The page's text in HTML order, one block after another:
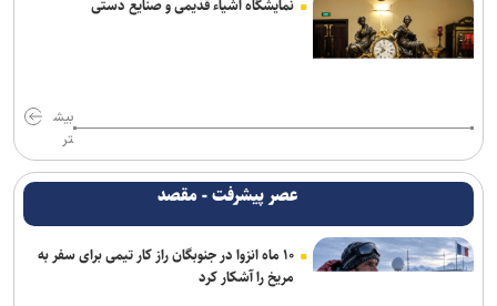
وزیر راه: تکمیل مسکن مهر و اتصال ریلی پردیس با جدیت دنبال می‌شود
ثبت رکورد ۱۰ هزار جایگزینی موفق/ بهینه‌سازی انرژی با مشارکت همگانی
محقق شد
دانش فنی و نوسازی بذرها برای تضمین امنیت غذایی
نمایشگاه اشیاء قدیمی و صنایع دستی
بیش
تر
عصر پیشرفت - مقصد
۱۰ ماه انزوا در جنوبگان راز کار تیمی برای سفر به
مریخ را آشکار کرد